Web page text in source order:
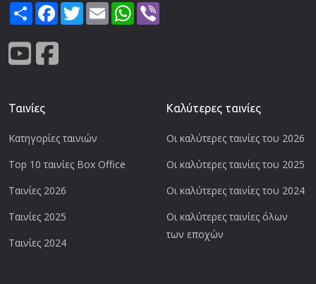
ShareFacebook
TwitterEmail WhatsApp
Ταινίες
Κατηγορίες ταινιών
Top 10 ταινίες Box Office
Ταινίες 2026
Ταινίες 2025
Ταινίες 2024
Καλύτερες ταινίες
Οι καλύτερες ταινίες του 2026
Οι καλύτερες ταινίες του 2025
Οι καλύτερες ταινίες του 2024
Οι καλύτερες ταινίες όλων
των εποχών